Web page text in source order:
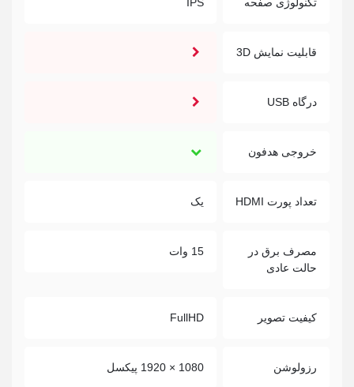
تکنولوژی صفحه IPS
قابلیت نمایش 3D
درگاه USB
خروجی هدفون
تعداد پورت HDMI یک
مصرف برق در
حالت عادی
15 وات
کیفیت تصویر FullHD
رزولوشن 1080 × 1920 پیکسل